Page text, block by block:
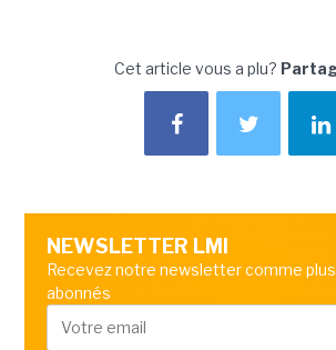
Cet article vous a plu?
NEWSLETTER LMI
Recevez notre newsletter comme
abonnés